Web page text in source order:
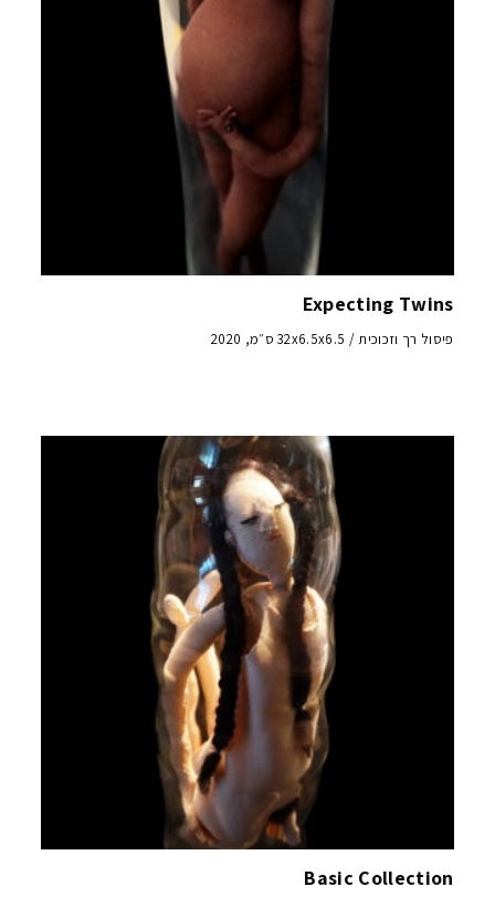
Expecting Twins
פיסול רך וזכוכית / 32x6.5x6.5 ס״מ, 2020
Basic Collection